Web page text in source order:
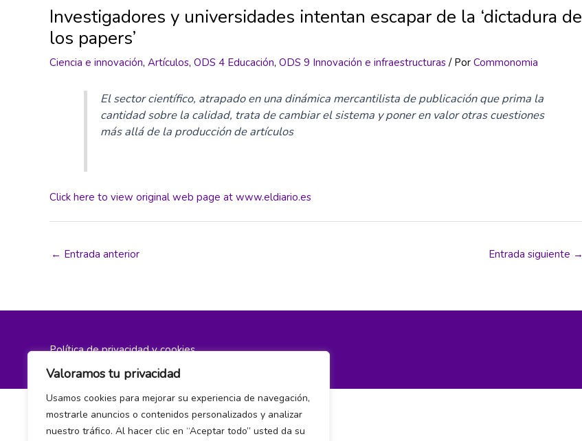
Valoramos tu privacidad
Usamos cookies para mejorar su experiencia de navegación,
mostrarle anuncios o contenidos personalizados y analizar
nuestro tráfico. Al hacer clic en “Aceptar todo” usted da su
Investigadores y universidades intentan escapar de la ‘dictadura de
los papers’
Ciencia e innovación, Artículos, ODS 4 Educación, ODS 9 Innovación e infraestructuras/ Por Commonomia
El sector científico, atrapado en una dinámica mercantilista de publicación que prima la
cantidad sobre la calidad, trata de cambiar el sistema y poner en valor otras cuestiones
más allá de la producción de artículos
Click here to view original web page at www.eldiario.es
← Entrada anterior Entrada siguiente →
Política de privacidad y cookies